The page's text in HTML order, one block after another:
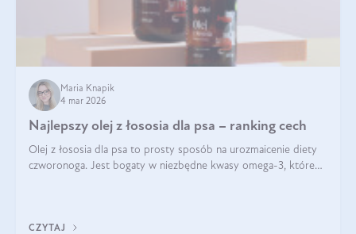
Maria Knapik
4 mar 2026
Najlepszy olej z łososia dla psa – ranking cech
Olej z łososia dla psa to prosty sposób na urozmaicenie diety
czworonoga. Jest bogaty w niezbędne kwasy omega-3, które
CZYTAJ